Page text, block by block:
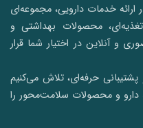
ارائه خدمات دارویی، مجموعه‌ای
محصولات بهداشتی و
و آنلاین در اختیار شما قرار
حرفه‌ای، تلاش می‌کنیم
و محصولات سلامت‌محور را